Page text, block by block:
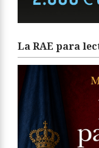
La RAE para